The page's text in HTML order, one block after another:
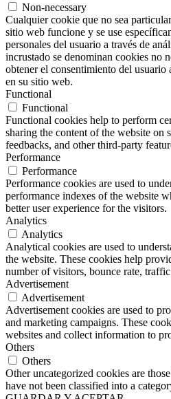
Non-necessary
Cualquier cookie que no sea
sitio web funcione y se use
personales del usuario a través de
incrustado se denominan cookies no
obtener el consentimiento del usuario
en su sitio web.
Functional
Functional
Functional cookies help to perform
sharing the content of the website on
feedbacks, and other third-party
Performance
Performance
Performance cookies are used to
performance indexes of the website
better user experience for the visitors.
Analytics
Analytics
Analytical cookies are used to
the website. These cookies help
number of visitors, bounce rate,
Advertisement
Advertisement
Advertisement cookies are used to
and marketing campaigns. These
websites and collect information to
Others
Others
Other uncategorized cookies are
have not been classified into a